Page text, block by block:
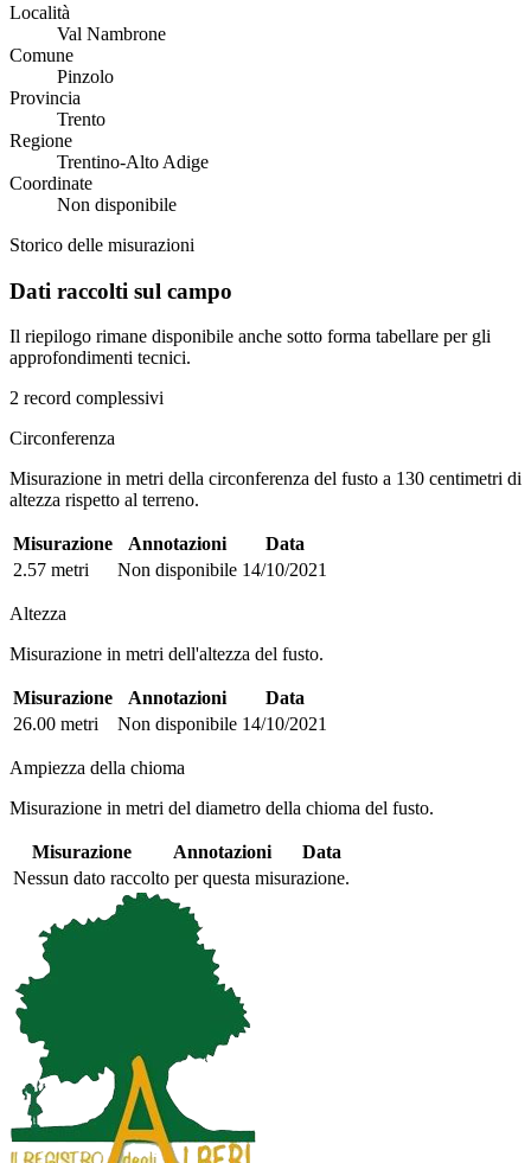
Località
Val Nambrone
Comune
Pinzolo
Provincia
Trento
Regione
Trentino-Alto Adige
Coordinate
Non disponibile
Storico delle misurazioni
Dati raccolti sul campo
Il riepilogo rimane disponibile anche sotto forma tabellare per gli
approfondimenti tecnici.
2 record complessivi
Circonferenza
Misurazione in metri della circonferenza del fusto a 130 centimetri di
altezza rispetto al terreno.
Misurazione Annotazioni
Data
2.57 metri
Non disponibile 14/10/2021
Altezza
Misurazione in metri dell'altezza del fusto.
Misurazione Annotazioni
Data
26.00 metri
Non disponibile 14/10/2021
Ampiezza della chioma
Misurazione in metri del diametro della chioma del fusto.
Misurazione Annotazioni
Data
Nessun dato raccolto per questa misurazione.